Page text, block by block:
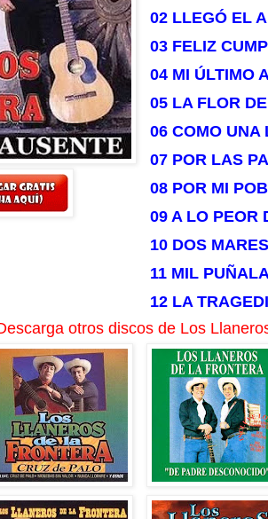
02 LLEGÓ EL
03 FELIZ
04 MI ÚLTIMO
05 LA FLOR
06 COMO UNA
07 POR LAS
08 POR MI
09 A LO PEOR
10 DOS
11 MIL
12 LA
otros discos de Los